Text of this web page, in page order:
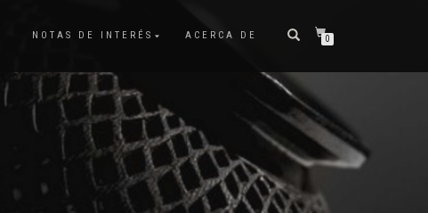
NOTAS DE INTERÉS ACERCA DE 0